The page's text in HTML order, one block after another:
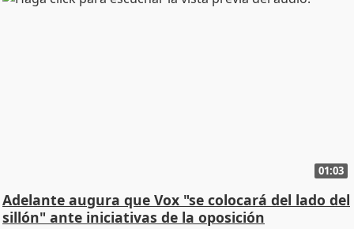
01:03
Adelante augura que Vox "se colocará del lado del
sillón" ante iniciativas de la oposición